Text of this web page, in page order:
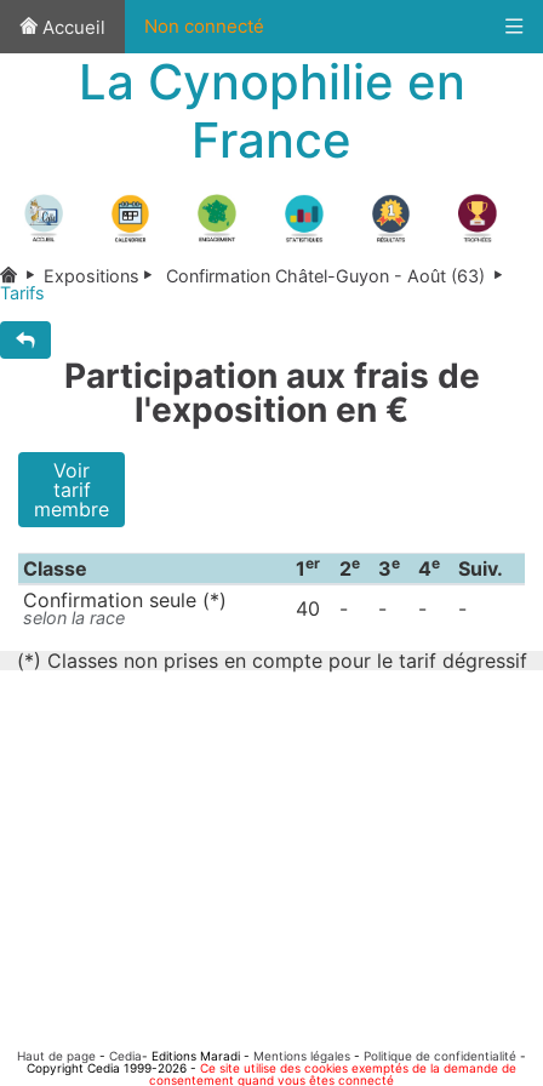
Accueil Non connecté
La Cynophilie en
France
Expositions
Confirmation Châtel-Guyon - Août (63)
Tarifs
Participation aux frais de
l'exposition en €
Voir
tarif
membre
Classe 1er 2e 3e 4e
Suiv.
Confirmation seule (*)
selon la race 40 - - - -
(*) Classes non prises en compte pour le tarif dégressif
Haut de page - Cedia- Editions Maradi - Mentions légales - Politique de confidentialité -
Copyright Cedia 1999-2026 - Ce site utilise des cookies exemptés de la demande de
consentement quand vous êtes connecté